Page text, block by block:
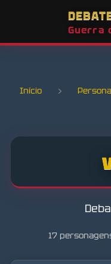
Guerra
Início ›
17